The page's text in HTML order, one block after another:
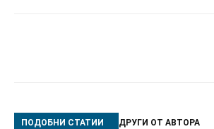
ПОДОБНИ СТАТИИ ДРУГИ ОТ АВТОРА